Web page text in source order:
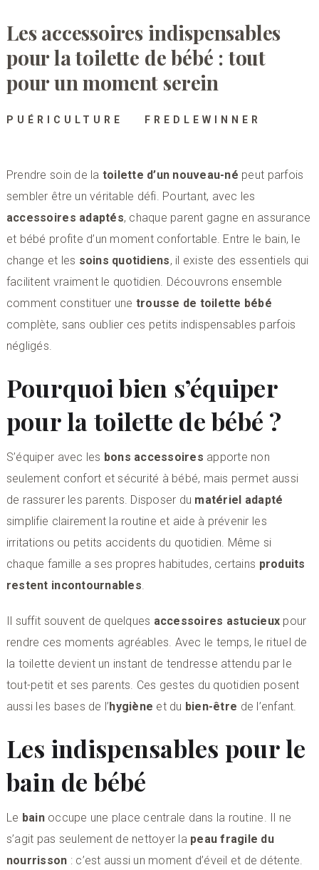
Les accessoires indispensables
pour la toilette de bébé : tout
pour un moment serein
PUÉRICULTURE FREDLEWINNER
Prendre soin de la toilette d’un nouveau-né peut parfois
sembler être un véritable défi. Pourtant, avec les
accessoires adaptés, chaque parent gagne en assurance
et bébé profite d’un moment confortable. Entre le bain, le
change et les soins quotidiens, il existe des essentiels qui
facilitent vraiment le quotidien. Découvrons ensemble
comment constituer une trousse de toilette bébé
complète, sans oublier ces petits indispensables parfois
négligés.
Pourquoi bien s’équiper
pour la toilette de bébé ?
S’équiper avec les bons accessoires apporte non
seulement confort et sécurité à bébé, mais permet aussi
de rassurer les parents. Disposer du matériel adapté
simplifie clairement la routine et aide à prévenir les
irritations ou petits accidents du quotidien. Même si
chaque famille a ses propres habitudes, certains produits
restent incontournables
Il suffit souvent de quelques accessoires astucieux pour
rendre ces moments agréables. Avec le temps, le rituel de
la toilette devient un instant de tendresse attendu par le
tout-petit et ses parents. Ces gestes du quotidien posent
aussi les bases de l’hygiène et du bien-être de l’enfant.
Les indispensables pour le
bain de bébé
Le bainoccupe une place centrale dans la routine. Il ne
s’agit pas seulement de nettoyer la peau fragile du
nourrisson : c’est aussi un moment d’éveil et de détente.